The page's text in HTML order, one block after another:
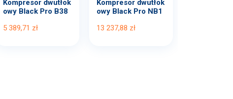
Kompresor dwutłok
owy Black Pro B38
5 389,71 zł
Kompresor dwutłok
owy Black Pro NB1
13 237,88 zł